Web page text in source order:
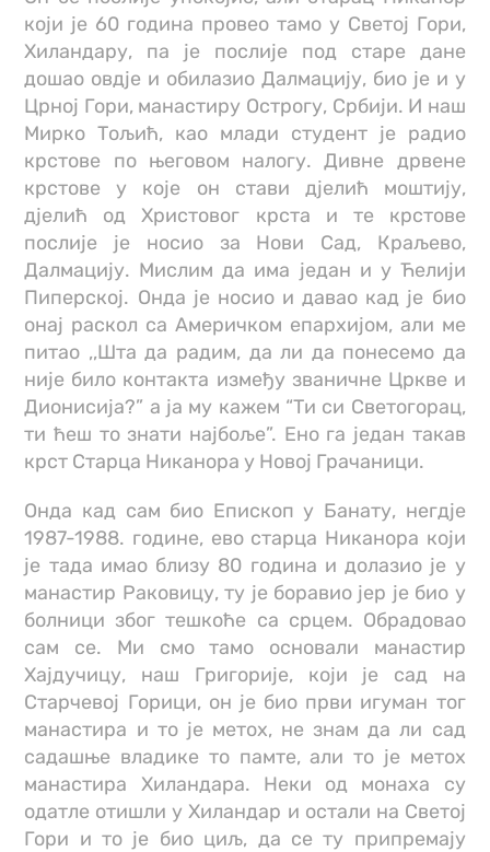
који је 60 година провео тамо у Светој Гори,
Хиландару, па је послије под старе дане
дошао овдје и обилазио Далмацију, био је и у
Црној Гори, манастиру Острогу, Србији. И наш
Мирко Тољић, као млади студент је радио
крстове по његовом налогу. Дивне дрвене
крстове у које он стави дјелић моштију,
дјелић од Христовог крста и те крстове
послије је носио за Нови Сад, Краљево,
Далмацију. Мислим да има један и у Ћелији
Пиперској. Онда је носио и давао кад је био
онај раскол са Америчком епархијом, али ме
питао ,,Шта да радим, да ли да понесемо да
није било контакта између званичне Цркве и
Дионисија?” а ја му кажем “Ти си Светогорац,
ти ћеш то знати најбоље”. Ено га један такав
крст Старца Никанора у Новој Грачаници.
Онда кад сам био Епископ у Банату, негдје
1987-1988. године, ево старца Никанора који
је тада имао близу 80 година и долазио је у
манастир Раковицу, ту је боравио јер је био у
болници због тешкоће са срцем. Обрадовао
сам се. Ми смо тамо основали манастир
Хајдучицу, наш Григорије, који је сад на
Старчевој Горици, он је био први игуман тог
манастира и то је метох, не знам да ли сад
садашње владике то памте, али то је метох
манастира Хиландара. Неки од монаха су
одатле отишли у Хиландар и остали на Светој
Гори и то је био циљ, да се ту припремају